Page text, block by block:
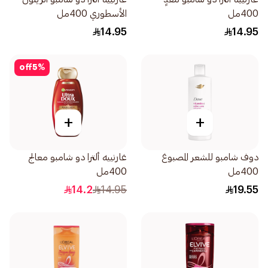
400مل
14.95
الأسطوري 400مل
14.95
+
دوف شامبو للشعر المصبوغ
400مل
19.55
5%
off
+
غارنييه ألترا دو شامبو معالج
400مل
14.95
14.2